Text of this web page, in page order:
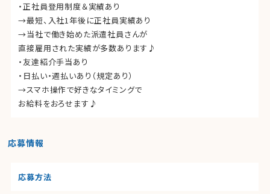
・正社員登用制度＆実績あり
→最短、入社1年後に正社員実績あり
→当社で働き始めた派遣社員さんが
直接雇用された実績が多数あります♪
・友達紹介手当あり
・日払い・週払いあり（規定あり）
→スマホ操作で好きなタイミングで
お給料をおろせます♪
応募情報
応募方法